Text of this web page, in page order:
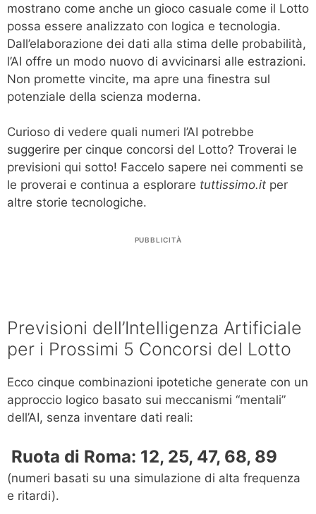
mostrano come anche un gioco casuale come il Lotto
possa essere analizzato con logica e tecnologia.
Dall’elaborazione dei dati alla stima delle probabilità,
l’AI offre un modo nuovo di avvicinarsi alle estrazioni.
Non promette vincite, ma apre una finestra sul
potenziale della scienza moderna.
Curioso di vedere quali numeri l’AI potrebbe
suggerire per cinque concorsi del Lotto? Troverai le
previsioni qui sotto! Faccelo sapere nei commenti se
le proverai e continua a esplorare tuttissimo.it per
altre storie tecnologiche.
PUBBLICITÀ
Previsioni dell’Intelligenza Artificiale
per i Prossimi 5 Concorsi del Lotto
Ecco cinque combinazioni ipotetiche generate con un
approccio logico basato sui meccanismi “mentali”
dell’AI, senza inventare dati reali:
️ Ruota di Roma: 12, 25, 47, 68, 89
(numeri basati su una simulazione di alta frequenza
e ritardi).